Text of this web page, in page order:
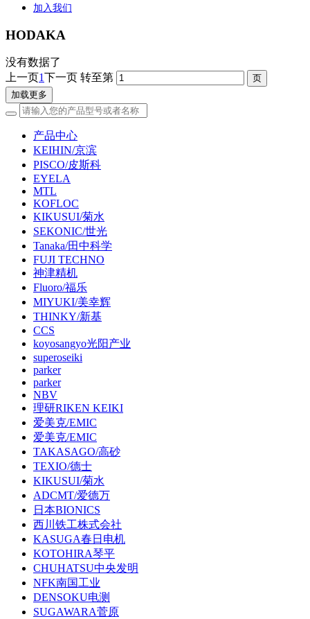
加入我们
HODAKA
没有数据了
上一页1下一页 转至第
加载更多
产品中心
KEIHIN/京滨
PISCO/皮斯科
EYELA
MTL
KOFLOC
KIKUSUI/菊水
SEKONIC/世光
Tanaka/田中科学
FUJI TECHNO
神津精机
Fluoro/福乐
MIYUKI/美幸辉
THINKY/新基
CCS
koyosangyo光阳产业
superoseiki
parker
parker
NBV
理研RIKEN KEIKI
爱美克/EMIC
爱美克/EMIC
TAKASAGO/高砂
TEXIO/德士
KIKUSUI/菊水
ADCMT/爱德万
日本BIONICS
西川铁工株式会社
KASUGA春日电机
KOTOHIRA琴平
CHUHATSU中央发明
NFK南国工业
DENSOKU电测
SUGAWARA菅原